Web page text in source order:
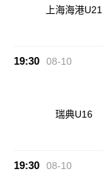
上海海港U21
19:30 08-10
瑞典U16
19:30 08-10